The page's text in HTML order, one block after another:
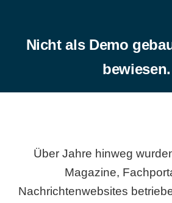
Nicht als Demo
bewiesen.
Über Jahre hinweg
Magazine,
Nachrichtenwebsites